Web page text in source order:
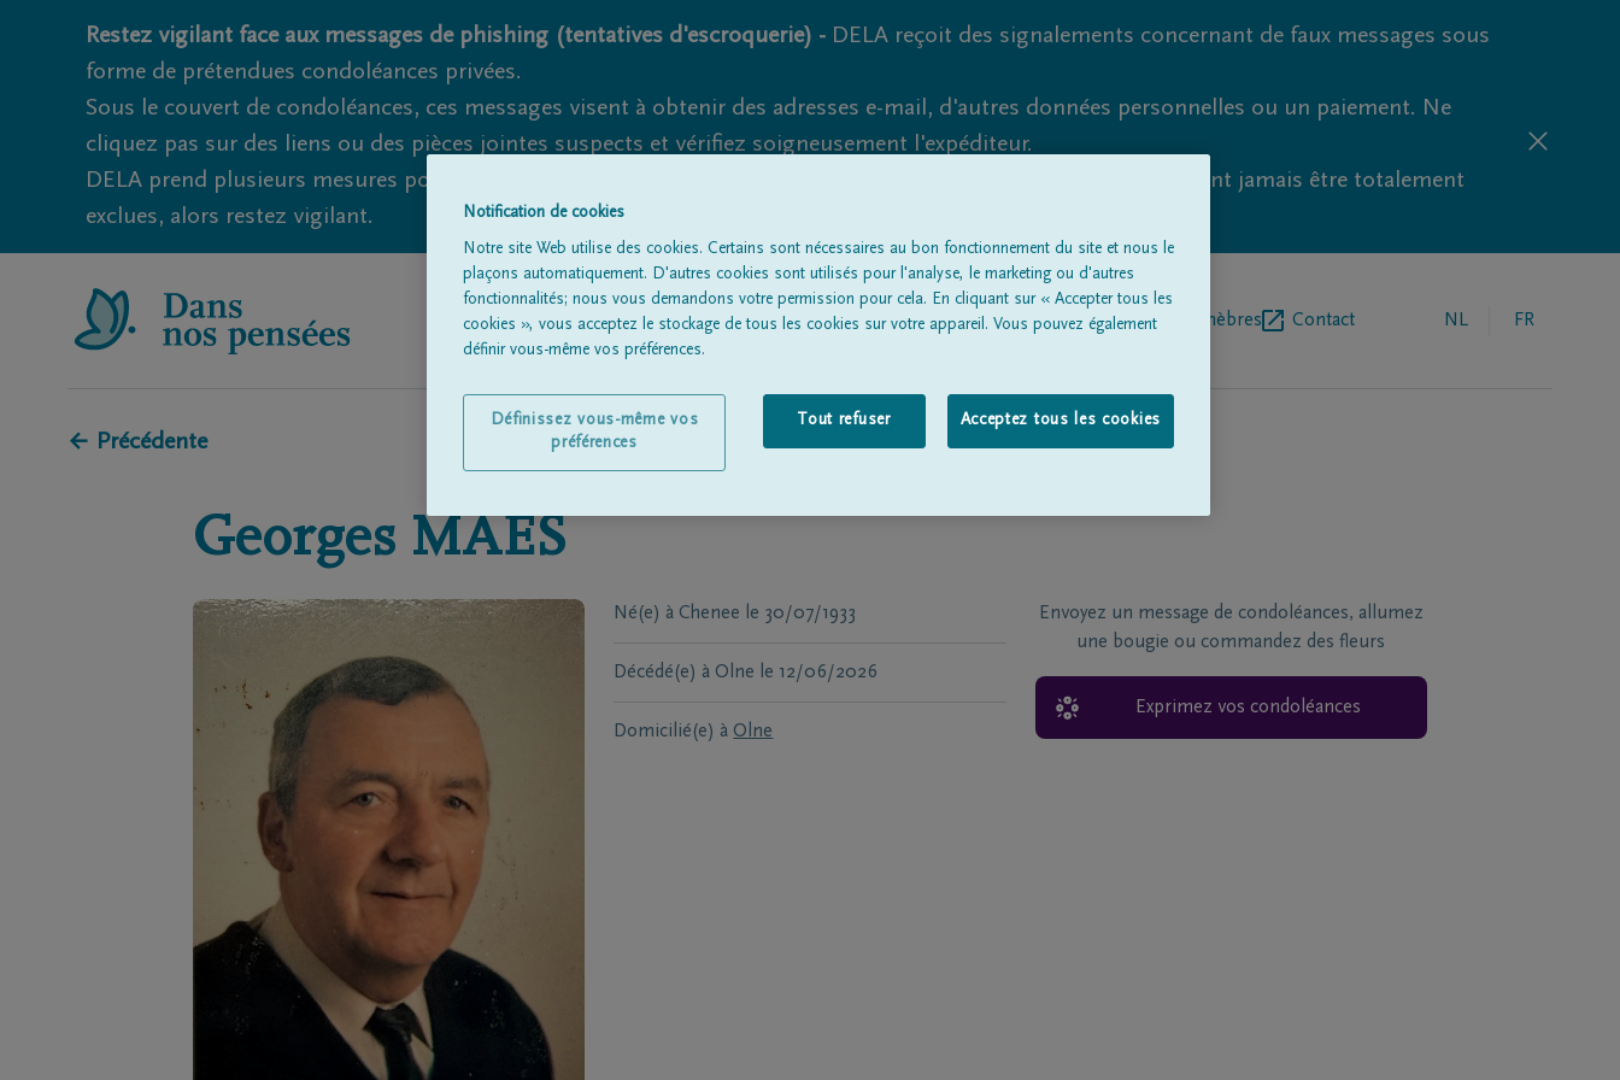
Restez vigilant face aux messages de phishing (tentatives d'escroquerie) - DELA reçoit des signalements concernant de faux messages sous
forme de prétendues condoléances privées.
Sous le couvert de condoléances, ces messages visent à obtenir des adresses e-mail, d'autres données personnelles ou un paiement. Ne
cliquez pas sur des liens ou des pièces jointes suspects et vérifiez soigneusement l'expéditeur.
DELA prend plusieurs mesures pour éviter cela. Cependant, les tentatives d'hameçonnage et de fraude ne peuvent jamais être totalement
exclues, alors restez vigilant.
Tous les avis de décèsÀ propos de nousEntrepreneur de pompes funèbres Contact NL FR
← Précédente
Georges MAES
Né(e) à Chenee le 30/07/1933
Décédé(e) à Olne le 12/06/2026
Domicilié(e) à Olne
Envoyez un message de condoléances, allumez
une bougie ou commandez des fleurs
Exprimez vos condoléances
Notification de cookies
Notre site Web utilise des cookies. Certains sont nécessaires au bon fonctionnement du site et nous le
plaçons automatiquement. D'autres cookies sont utilisés pour l'analyse, le marketing ou d'autres
fonctionnalités; nous vous demandons votre permission pour cela. En cliquant sur « Accepter tous les
cookies », vous acceptez le stockage de tous les cookies sur votre appareil. Vous pouvez également
définir vous-même vos préférences.
Tout refuser Acceptez tous les cookies
Définissez vous-même vos
préférences